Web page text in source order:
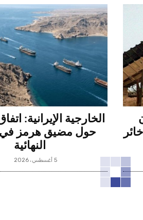
الخارجية الإيرانية:
حول مضيق هرمز في
النهائية
5 أغسطس، 2026